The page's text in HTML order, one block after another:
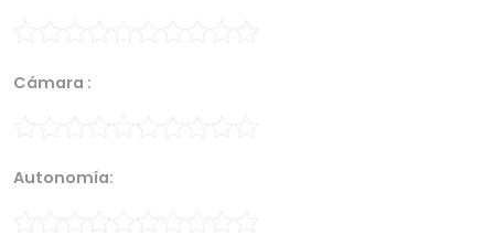
Cámara :
Autonomía: